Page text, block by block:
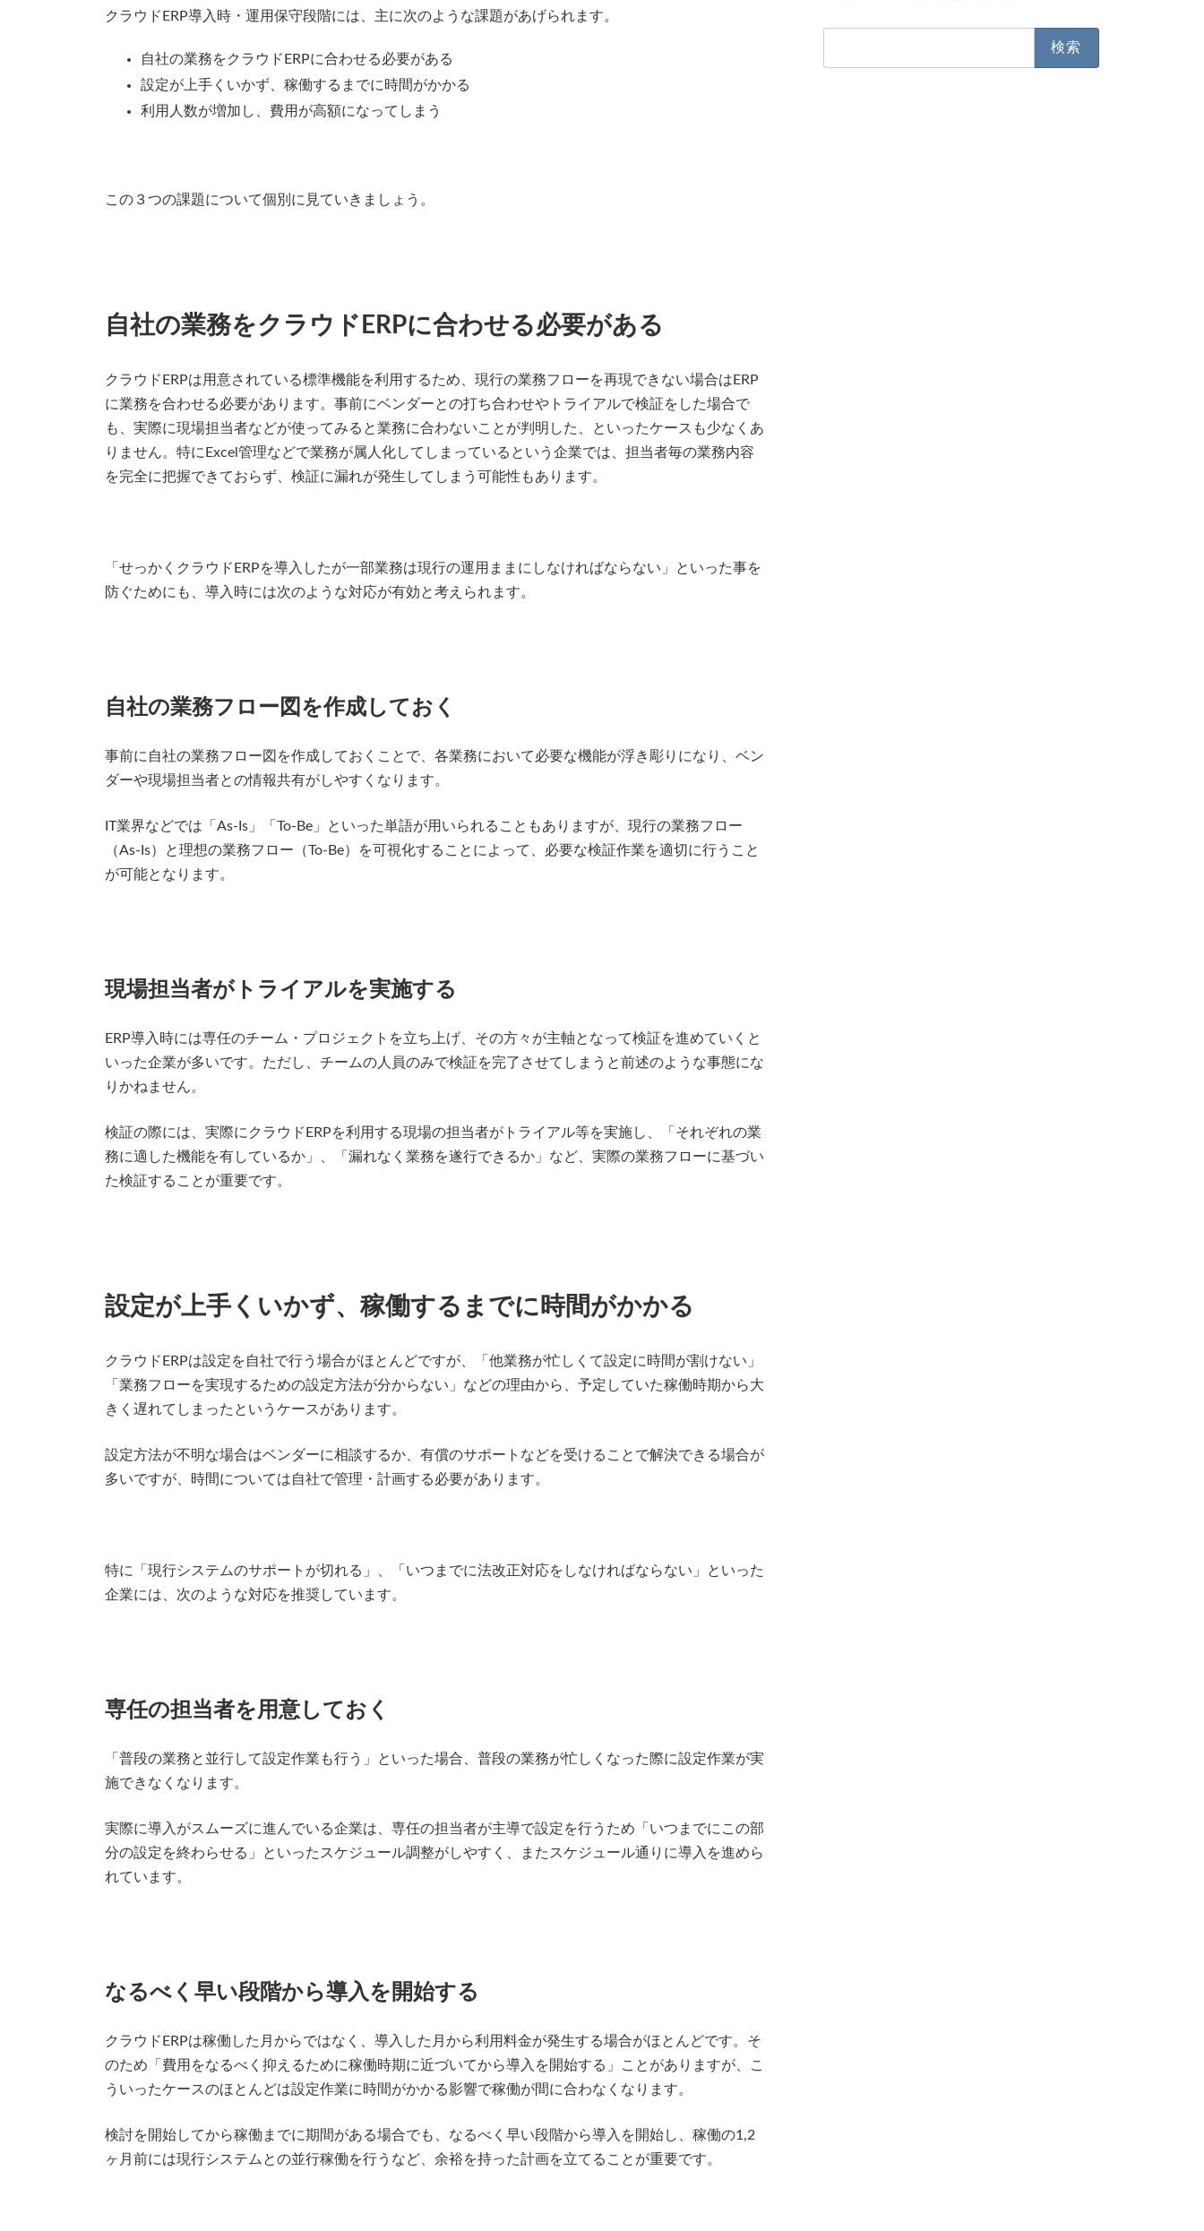
クラウドERP導入時・運用保守段階には、主に次のような課題があげられます。
自社の業務をクラウドERPに合わせる必要がある
設定が上手くいかず、稼働するまでに時間がかかる
利用人数が増加し、費用が高額になってしまう
この３つの課題について個別に見ていきましょう。
自社の業務をクラウドERPに合わせる必要がある
クラウドERPは用意されている標準機能を利用するため、現行の業務フローを再現できない場合はERP
に業務を合わせる必要があります。事前にベンダーとの打ち合わせやトライアルで検証をした場合で
も、実際に現場担当者などが使ってみると業務に合わないことが判明した、といったケースも少なくあ
りません。特にExcel管理などで業務が属人化してしまっているという企業では、担当者毎の業務内容
を完全に把握できておらず、検証に漏れが発生してしまう可能性もあります。
「せっかくクラウドERPを導入したが一部業務は現行の運用ままにしなければならない」といった事を
防ぐためにも、導入時には次のような対応が有効と考えられます。
自社の業務フロー図を作成しておく
事前に自社の業務フロー図を作成しておくことで、各業務において必要な機能が浮き彫りになり、ベン
ダーや現場担当者との情報共有がしやすくなります。
IT業界などでは「As-Is」「To-Be」といった単語が用いられることもありますが、現行の業務フロー
（As-Is）と理想の業務フロー（To-Be）を可視化することによって、必要な検証作業を適切に行うこと
が可能となります。
現場担当者がトライアルを実施する
ERP導入時には専任のチーム・プロジェクトを立ち上げ、その方々が主軸となって検証を進めていくと
いった企業が多いです。ただし、チームの人員のみで検証を完了させてしまうと前述のような事態にな
りかねません。
検証の際には、実際にクラウドERPを利用する現場の担当者がトライアル等を実施し、「それぞれの業
務に適した機能を有しているか」、「漏れなく業務を遂行できるか」など、実際の業務フローに基づい
た検証することが重要です。
設定が上手くいかず、稼働するまでに時間がかかる
クラウドERPは設定を自社で行う場合がほとんどですが、「他業務が忙しくて設定に時間が割けない」
「業務フローを実現するための設定方法が分からない」などの理由から、予定していた稼働時期から大
きく遅れてしまったというケースがあります。
設定方法が不明な場合はベンダーに相談するか、有償のサポートなどを受けることで解決できる場合が
多いですが、時間については自社で管理・計画する必要があります。
特に「現行システムのサポートが切れる」、「いつまでに法改正対応をしなければならない」といった
企業には、次のような対応を推奨しています。
専任の担当者を用意しておく
「普段の業務と並行して設定作業も行う」といった場合、普段の業務が忙しくなった際に設定作業が実
施できなくなります。
実際に導入がスムーズに進んでいる企業は、専任の担当者が主導で設定を行うため「いつまでにこの部
分の設定を終わらせる」といったスケジュール調整がしやすく、またスケジュール通りに導入を進めら
れています。
なるべく早い段階から導入を開始する
クラウドERPは稼働した月からではなく、導入した月から利用料金が発生する場合がほとんどです。そ
のため「費用をなるべく抑えるために稼働時期に近づいてから導入を開始する」ことがありますが、こ
ういったケースのほとんどは設定作業に時間がかかる影響で稼働が間に合わなくなります。
検討を開始してから稼働までに期間がある場合でも、なるべく早い段階から導入を開始し、稼働の1,2
ヶ月前には現行システムとの並行稼働を行うなど、余裕を持った計画を立てることが重要です。